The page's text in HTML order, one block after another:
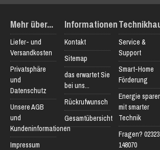
Mehr über...
Liefer- und
Versandkosten
Privatsphäre
und
Datenschutz
Unsere AGB
und
Kundeninformationen
Impressum
Informationen
Kontakt
Sitemap
das erwartet Sie
bei uns...
Rückrufwunsch
Gesamtübersicht
Service &
Support
Smart-Home
Förderung
Energie
mit smarter
Technik
Fragen?
148070